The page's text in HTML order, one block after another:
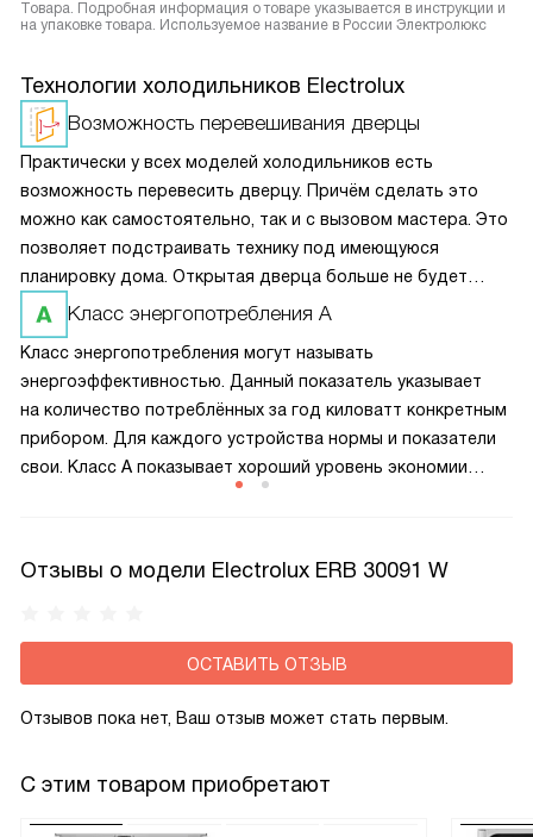
Товара. Подробная информация о товаре указывается в инструкции и
на упаковке товара. Используемое название в России Электролюкс
Технологии холодильников Electrolux
Возможность перевешивания дверцы
Практически у всех моделей холодильников есть
возможность перевесить дверцу. Причём сделать это
можно как самостоятельно, так и с вызовом мастера. Это
позволяет подстраивать технику под имеющуюся
планировку дома. Открытая дверца больше не будет
закрывать доступ к нужным поверхностям и не доставит
неудобств при эксплуатации.
Класс энергопотребления A
Класс энергопотребления могут называть
энергоэффективностью. Данный показатель указывает
на количество потреблённых за год киловатт конкретным
прибором. Для каждого устройства нормы и показатели
свои. Класс А показывает хороший уровень экономии
Отзывы о модели Electrolux ERB 30091 W
ОСТАВИТЬ ОТЗЫВ
Отзывов пока нет, Ваш отзыв может стать первым.
С этим товаром приобретают